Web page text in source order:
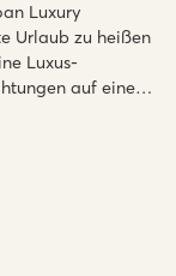
Luxury
Urlaub zu heißen
Luxus-
auf einem